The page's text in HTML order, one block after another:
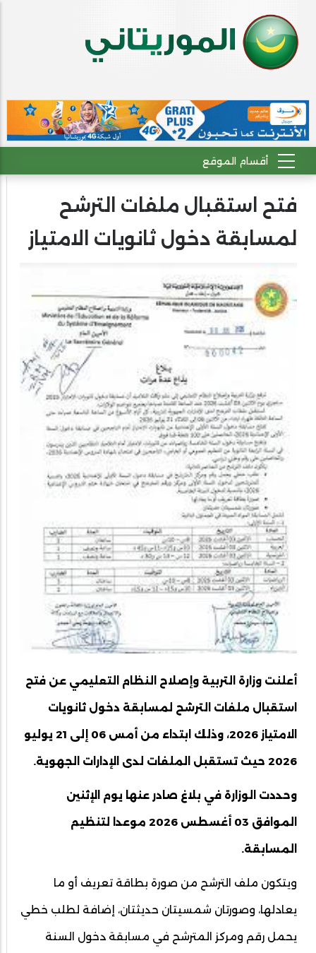
فتح استقبال ملفات الترشح
لمسابقة دخول ثانويات الامتياز
أعلنت وزارة التربية وإصلاح النظام التعليمي عن فتح
استقبال ملفات الترشح لمسابقة دخول ثانويات
الامتياز 2026، وذلك ابتداء من أمس 06 إلى 21 يوليو
2026 حيث تستقبل الملفات لدى الإدارات الجهوية.
وحددت الوزارة في بلاغ صادر عنها يوم الإثنين
الموافق 03 أغسطس 2026 موعدا لتنظيم
المسابقة.
ويتكون ملف الترشح من صورة بطاقة تعريف أو ما
يعادلها، وصورتان شمسيتان حديثتان، إضافة لطلب خطي
يحمل رقم ومركز المترشح في مسابقة دخول السنة